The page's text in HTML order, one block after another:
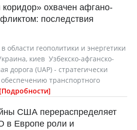
охвачен афгано-
последствия
области геополитики и энергетики
киев Узбекско-афганско-
дорога (UAP) - стратегически
транспортного
Подробности
США перераспределяет
в Европе роли и